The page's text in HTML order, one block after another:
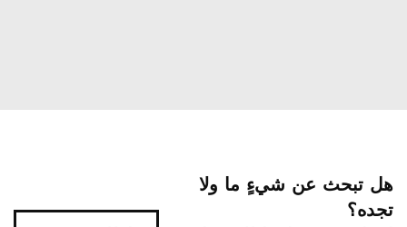
هل تبحث عن شيءٍ ما ولا
تجده؟